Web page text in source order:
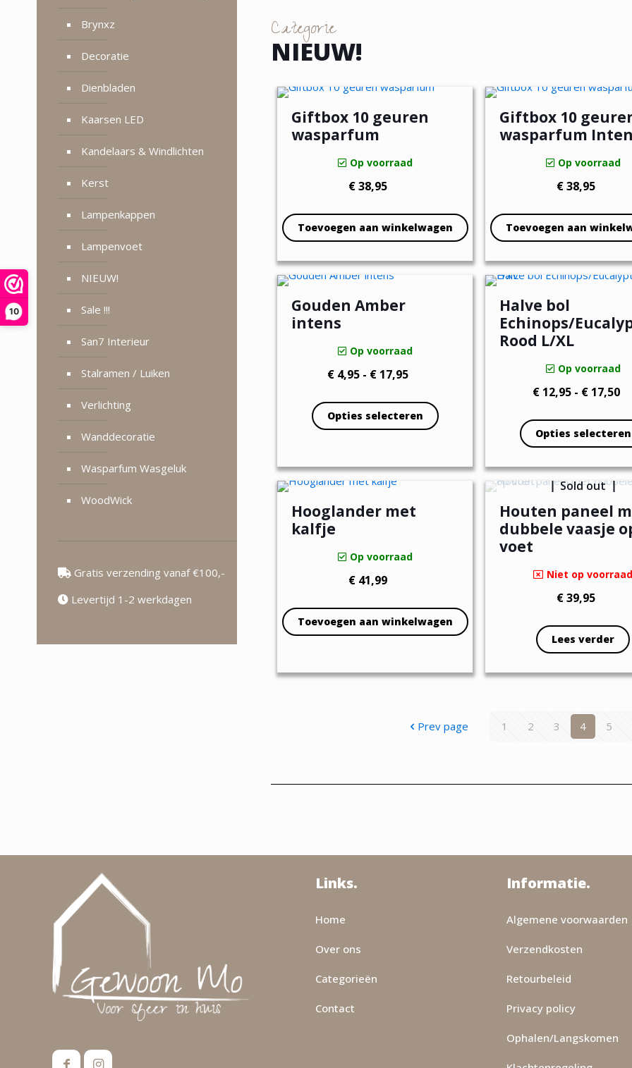
10
Categorie
NIEUW!
Giftbox 10 geuren
wasparfum
Op voorraad
€38,95
Toevoegen aan winkelwagen
Giftbox 10
wasparfum
Op voorraad
€38,95
Toevoegen aan
Gouden Amber
intens
Op voorraad
€ 4,95 - € 17,95Prijsklasse:
tot
€ 17,95
Opties selecteren
product
heeft
meerdere
optie
kan
worden
productpagina
Halve bol
Echinops/
Rood L/XL
Op voorraad
€12,95 - €17,50
tot
€
Opties selecteren
product
meerdere
variaties.
optie
kan
worden
de
Hooglander met
kalfje
Op voorraad
€ 41,99
Toevoegen aan winkelwagen
Sold out
Houten paneel
dubbele vaasje
voet
Niet op voorraad
€39,95
Lees verder
Prev page 1 2 3 4 5
Brynxz
Decoratie
Dienbladen
Kaarsen LED
Kandelaars & Windlichten
Kerst
Lampenkappen
Lampenvoet
NIEUW!
Sale !!!
San7 Interieur
Stalramen / Luiken
Verlichting
Wanddecoratie
Wasparfum Wasgeluk
WoodWick
Gratis verzending vanaf €100,-
Levertijd 1-2 werkdagen
Links.
Home
Over ons
Categorieën
Contact
Informatie.
Algemene voorwaarden
Verzendkosten
Retourbeleid
Privacy policy
Ophalen/Langskomen